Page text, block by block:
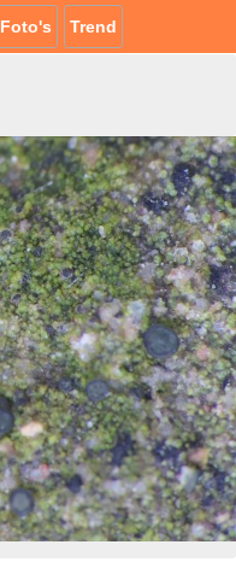
Foto's Trend